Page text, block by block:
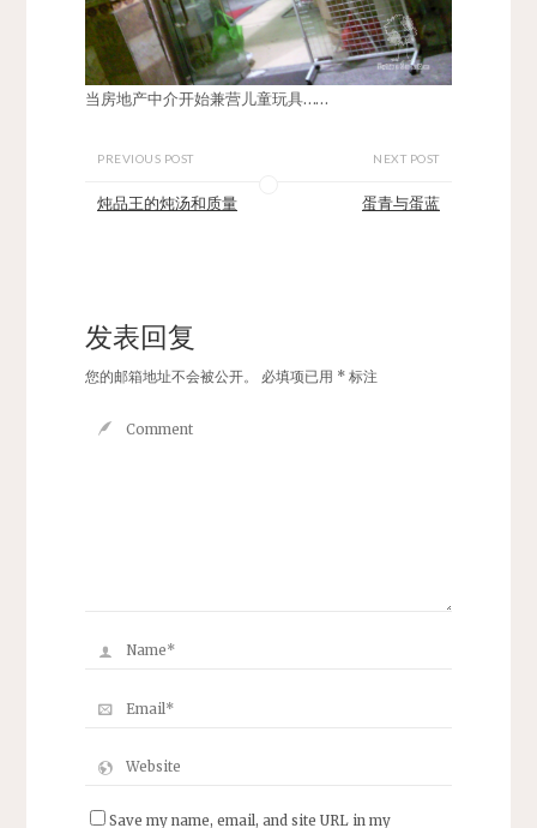
当房地产中介开始兼营儿童玩具……
PREVIOUS POST
炖品王的炖汤和质量
NEXT POST
蛋青与蛋蓝
发表回复
您的邮箱地址不会被公开。 必填项已用 *标注
Save my name, email, and site URL in my